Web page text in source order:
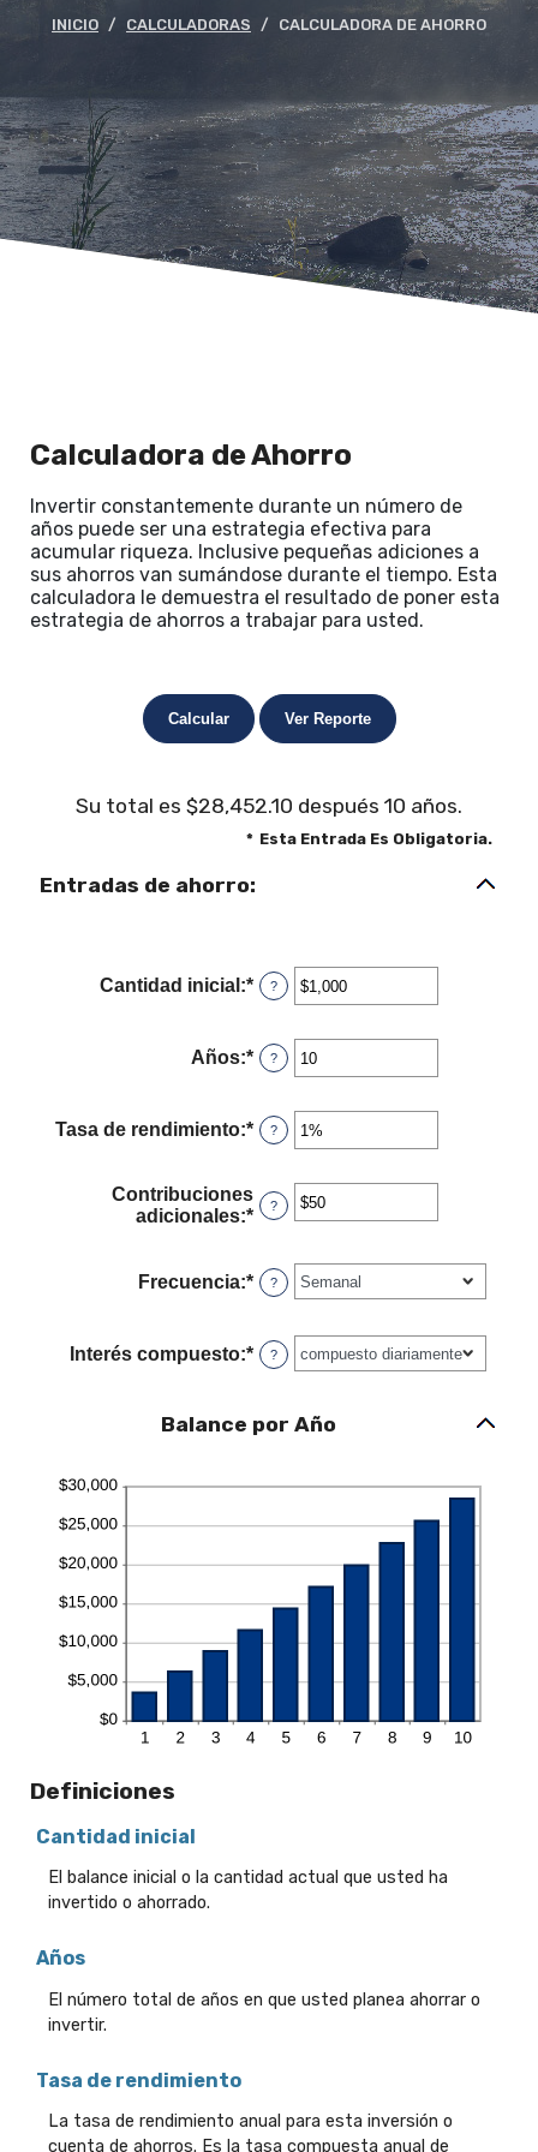
INICIO CALCULADORAS CALCULADORA DE AHORRO
Calculadora de Ahorro
Invertir constantemente durante un número de
años puede ser una estrategia efectiva para
acumular riqueza. Inclusive pequeñas adiciones a
sus ahorros van sumándose durante el tiempo. Esta
calculadora le demuestra el resultado de poner esta
estrategia de ahorros a trabajar para usted.
Su total es $28,452.10 después 10 años.
* Esta Entrada Es Obligatoria.
Entradas de ahorro:
Cantidad inicial :* Ingresa
un
entre
$0
$2,000,000,000
?
Años:* Ingresa
un
entre
1
100
?
Tasa de rendimiento:* Ingresa
un
entre
0%
?
Contribuciones
adicionales:* Ingresa
monto
entre
$0
$10,000,000
?
Frecuencia:* ?
Interés compuesto:* ?
Balance por Año
Definiciones
Cantidad inicial
El balance inicial o la cantidad actual que usted ha
invertido o ahorrado.
Años
El número total de años en que usted planea ahorrar o
invertir.
Tasa de rendimiento
La tasa de rendimiento anual para esta inversión o
cuenta de ahorros. Es la tasa compuesta anual de